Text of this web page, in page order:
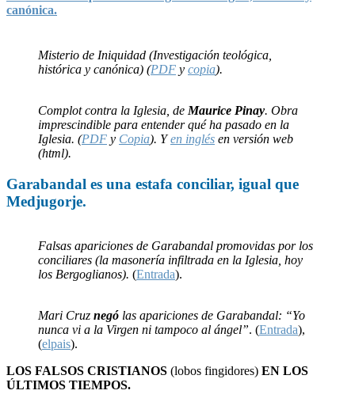
canónica.
Misterio de Iniquidad (Investigación teológica,
histórica y canónica) (PDF y copia).
Complot contra la Iglesia, de Maurice Pinay. Obra
imprescindible para entender qué ha pasado en la
Iglesia. (PDF y Copia). Yen inglés en versión web
(html).
Garabandal es una estafa conciliar, igual que
Medjugorje.
Falsas apariciones de Garabandal promovidas por los
conciliares (la masonería infiltrada en la Iglesia, hoy
los Bergoglianos). (Entrada).
Mari Cruz negó las apariciones de Garabandal: “Yo
nunca vi a la Virgen ni tampoco al ángel”. (Entrada),
(elpais).
LOS FALSOS CRISTIANOS (lobos fingidores) EN LOS
ÚLTIMOS TIEMPOS.